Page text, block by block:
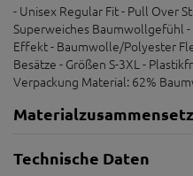
- Unisex Regular Fit - Pull Over
Superweiches Baumwollgefühl
Effekt - Baumwolle/Polyester
Besätze - Größen S-3XL -
Verpackung Material: 62%
Technische Daten